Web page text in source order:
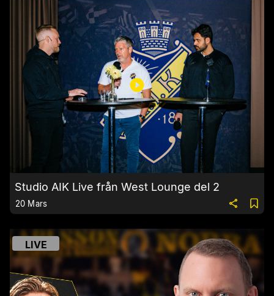
Studio AIK Live från West Lounge del 2
20 Mars
LIVE